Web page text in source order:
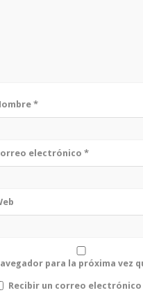
*
electrónico *
para la próxima vez
Recibir un correo